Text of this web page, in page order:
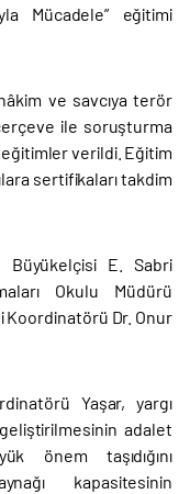
Mücadele” eğitimi
ve savcıya terör
ile soruşturma
verildi. Eğitim
sertifikaları takdim
Büyükelçisi E. Sabri
Okulu Müdürü
Koordinatörü Dr. Onur
Yaşar, yargı
adalet
önem taşıdığını
kapasitesinin